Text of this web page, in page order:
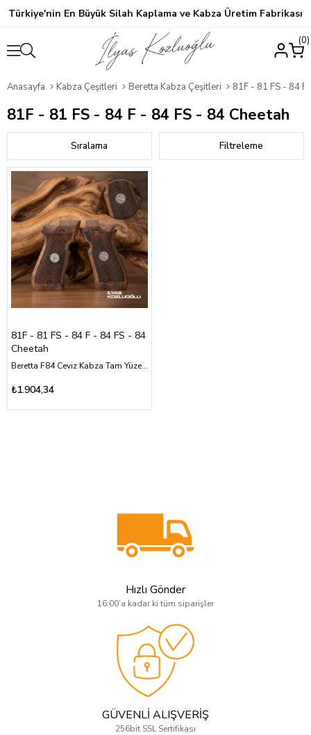
Türkiye'nin En Büyük Silah Kaplama ve Kabza Üretim Fabrikası
0
Anasayfa Kabza Çeşitleri Beretta Kabza Çeşitleri 81F - 81 FS - 84 F
81F - 81 FS - 84 F - 84 FS - 84 Cheetah
Filtreleme
Sıralama
81F - 81 FS - 84 F - 84 FS - 84
Cheetah
Beretta F84 Ceviz Kabza Tam Yüzey Baklava Desen Üzeri Gümüş Renk Marka Logolu
₺1.904,34
Hızlı Gönder
16:00’a kadar ki tüm siparişler
GÜVENLİ ALIŞVERİŞ
256bit SSL Sertifikası